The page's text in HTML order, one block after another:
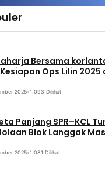
Bersama
Ops Lilin
2025•1.093 Dilihat
Panjang SPR–KCL
Blok Langgak
2025•1.081 Dilihat